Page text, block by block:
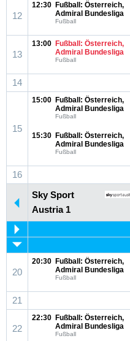
12
12:30 Fußball: Österreich,
Admiral Bundesliga
Fußball
13
13:00 Fußball: Österreich,
Admiral Bundesliga
Fußball
14
15
15:00 Fußball: Österreich,
Admiral Bundesliga
Fußball
15:30 Fußball: Österreich,
Admiral Bundesliga
Fußball
16
Sky Sport
Austria 1
20
20:30 Fußball: Österreich,
Admiral Bundesliga
Fußball
21
22
22:30 Fußball: Österreich,
Admiral Bundesliga
Fußball